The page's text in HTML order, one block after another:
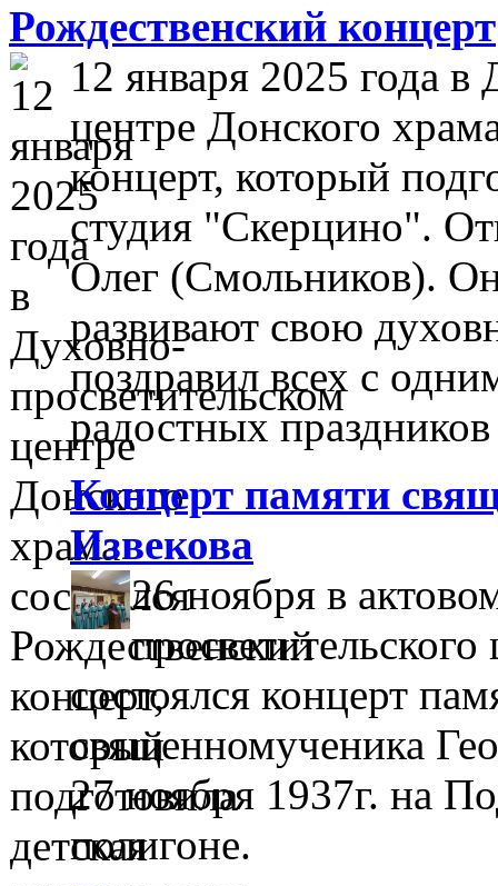
Рождественский концерт
12 января 2025 года в
центре Донского
концерт, который
студия "Скерцино".
Олег (Смольников). Он
развивают свою
поздравил всех с
радостных
Концерт памяти
Извекова
26 ноября в
состоялся концерт
священномученика
27 ноября 1937г. на
полигоне.